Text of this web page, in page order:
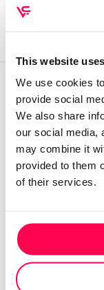
This website
We use cookies
provide social
We also share
our social media,
may combine it
provided to them
of their services.
QUEM
Sobre mim
Contactos
Conta cliente
Política de
Termos e